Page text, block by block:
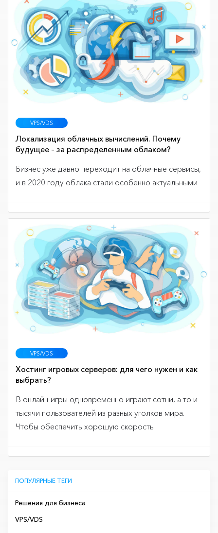
VPS/VDS
Локализация облачных вычислений. Почему
будущее – за распределенным облаком?
Бизнес уже давно переходит на облачные сервисы,
и в 2020 году облака стали особенно актуальными
VPS/VDS
Хостинг игровых серверов: для чего нужен и как
выбрать?
В онлайн-игры одновременно играют сотни, а то и
тысячи пользователей из разных уголков мира.
Чтобы обеспечить хорошую скорость
ПОПУЛЯРНЫЕ ТЕГИ
Решения для бизнеса
VPS/VDS